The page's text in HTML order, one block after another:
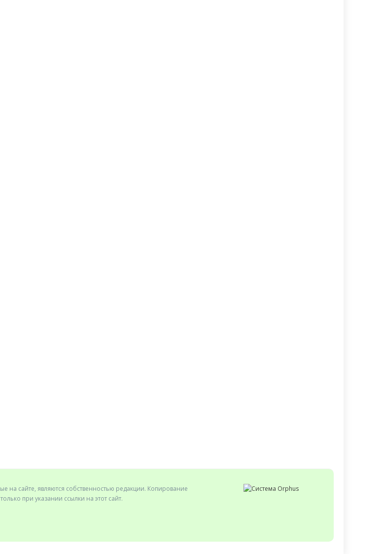
на сайте, являются собственностью редакции. Копирование
при указании ссылки на этот сайт.